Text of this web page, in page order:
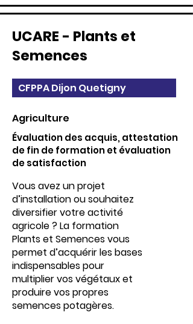
UCARE - Plants et
Semences
CFPPA Dijon Quetigny
Agriculture
Évaluation des acquis, attestation
de fin de formation et évaluation
de satisfaction
Vous avez un projet
d’installation ou souhaitez
diversifier votre activité
agricole ? La formation
Plants et Semences vous
permet d’acquérir les bases
indispensables pour
multiplier vos végétaux et
produire vos propres
semences potagères.